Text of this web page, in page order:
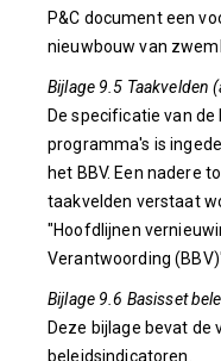
P&C document een
nieuwbouw van
Bijlage 9.5 Taakvelden
De specificatie van
programma's is
het BBV. Een nadere
taakvelden verstaat
"Hoofdlijnen
Verantwoording
Bijlage 9.6 Basisset
Deze bijlage bevat de
beleidsindicatoren.